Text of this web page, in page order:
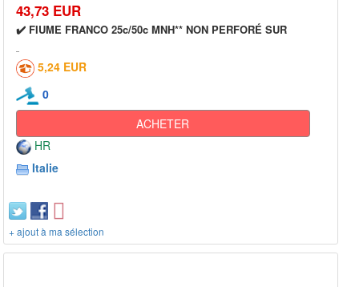
43,73 EUR
✔️ FIUME FRANCO 25c/50c MNH** NON PERFORÉ SUR
5,24 EUR
0
ACHETER
HR
Italie
+ ajout à ma sélection